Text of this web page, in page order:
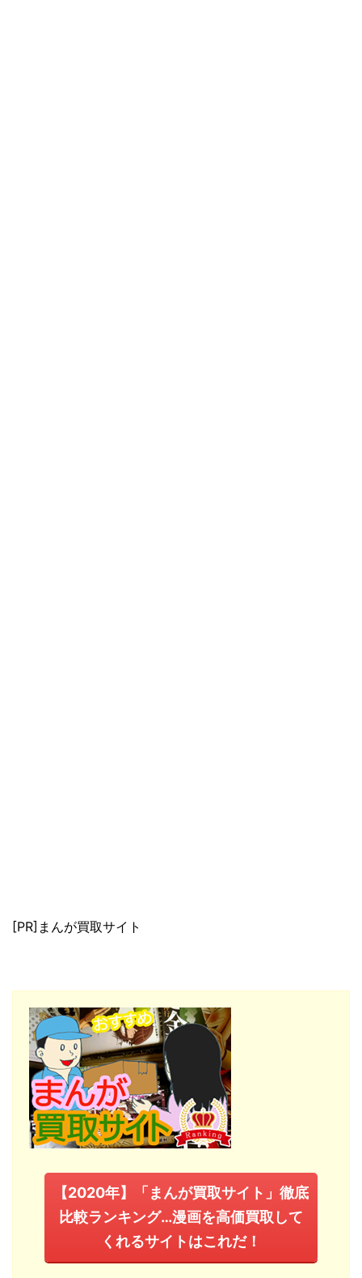
[PR]まんが買取サイト
【2020年】「まんが買取サイト」徹底
比較ランキング…漫画を高価買取して
くれるサイトはこれだ！